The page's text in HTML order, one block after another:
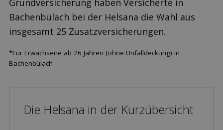
Grundversicherung haben Versicherte in
Bachenbülach bei der Helsana die Wahl aus
insgesamt 25 Zusatzversicherungen.
*Für Erwachsene ab 26 Jahren (ohne Unfalldeckung) in
Bachenbülach
Die Helsana in der Kurzübersicht